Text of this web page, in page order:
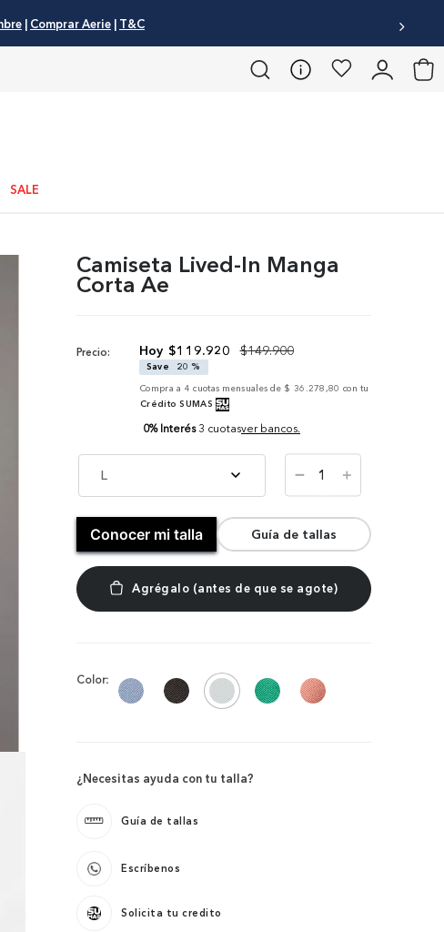
| Comprar Aerie | T&C
SALE
Camiseta Lived-In Manga
Corta Ae
Precio: $119.920 $149.900
Save
20 %
Compra a 4 cuotas mensuales de $ 36.278,80 con tu
Crédito SUMAS
0% Interés 3 cuotasver bancos.
L ＋
－
Conocer mi talla Guía de tallas
Color:
¿Necesitas ayuda con tu talla?
Guía de tallas
Escríbenos
Solicita tu credito